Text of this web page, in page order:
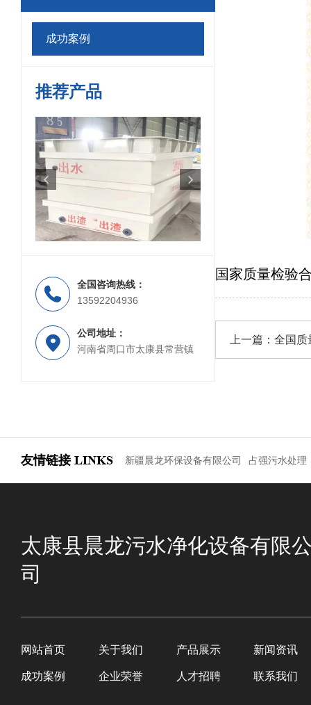
成功案例
推荐产品
PP材质工业废水处理设备
全国咨询热线：
13592204936
公司地址：
河南省周口市太康县常营镇
国家质量检验
上一篇： 全国质
友情链接 LINKS 新疆晨龙环保设备有限公司 占强污水处理
太康县晨龙污水净化设备有限
司
网站首页 关于我们 产品展示 新闻资讯
成功案例 企业荣誉 人才招聘 联系我们